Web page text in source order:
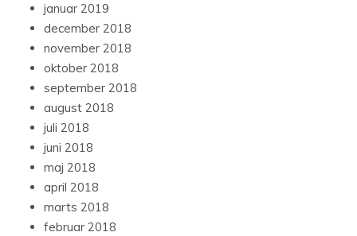
januar 2019
december 2018
november 2018
oktober 2018
september 2018
august 2018
juli 2018
juni 2018
maj 2018
april 2018
marts 2018
februar 2018